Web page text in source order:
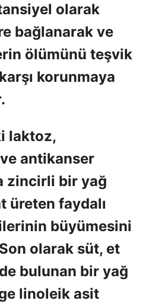
olarak
bağlanarak ve
ölümünü teşvik
korunmaya
laktoz,
antikanser
zincirli bir yağ
üreten faydalı
büyümesini
olarak süt, et
bulunan bir yağ
linoleik asit